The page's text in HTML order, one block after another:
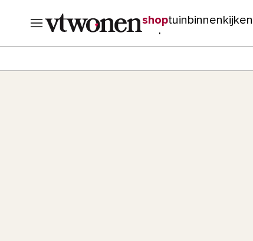
shoptuin binnenkijken
verbouwen